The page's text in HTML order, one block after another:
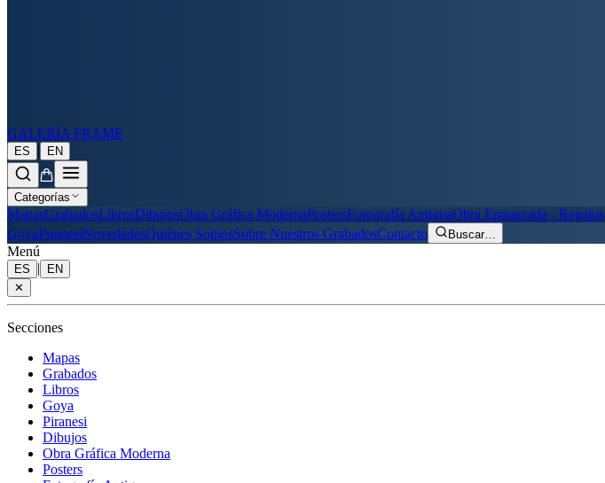
GALERÍA FRAME
ES | EN
Categorías
MapasGrabadosLibrosDibujosObra Gráfica ModernaPostersFotografía AntiguaObra Enmarcada - Regalos
GoyaPiranesiNovedadesQuiénes SomosSobre Nuestros GrabadosContacto Buscar…
Menú
ES |
EN
✕
Secciones
Mapas
Grabados
Libros
Goya
Piranesi
Dibujos
Obra Gráfica Moderna
Posters